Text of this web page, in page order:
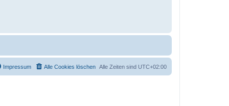
Alle Zeiten sind UTC+02:00
Alle Cookies löschen
Impressum